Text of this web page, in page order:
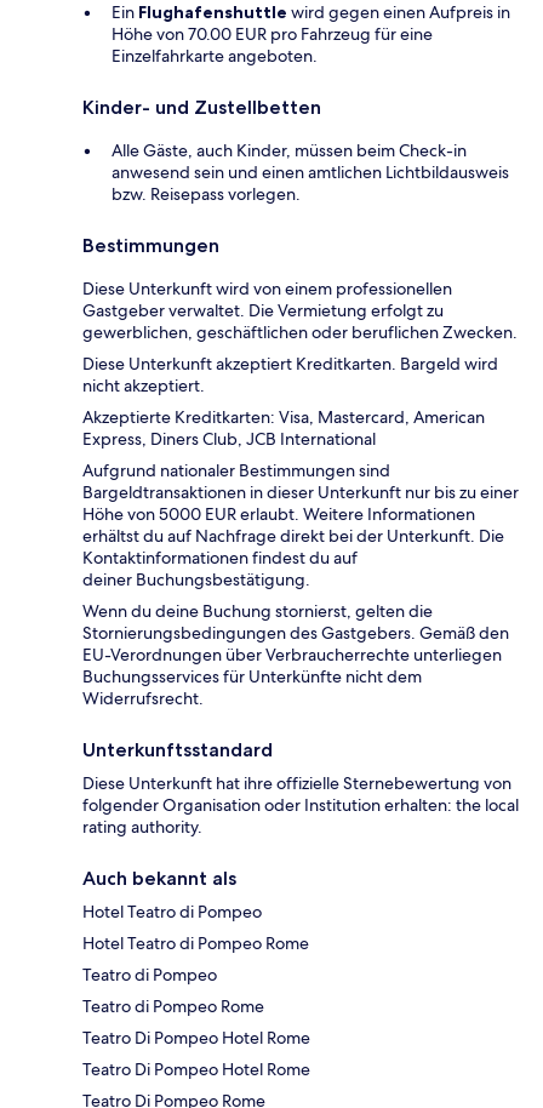
Ein Flughafenshuttle wird gegen einen Aufpreis in
Höhe von 70.00 EUR pro Fahrzeug für eine
Einzelfahrkarte angeboten.
Kinder- und Zustellbetten
Alle Gäste, auch Kinder, müssen beim Check-in
anwesend sein und einen amtlichen Lichtbildausweis
bzw. Reisepass vorlegen.
Bestimmungen
Diese Unterkunft wird von einem professionellen
Gastgeber verwaltet. Die Vermietung erfolgt zu
gewerblichen, geschäftlichen oder beruflichen Zwecken.
Diese Unterkunft akzeptiert Kreditkarten. Bargeld wird
nicht akzeptiert.
Akzeptierte Kreditkarten: Visa, Mastercard, American
Express, Diners Club, JCB International
Aufgrund nationaler Bestimmungen sind
Bargeldtransaktionen in dieser Unterkunft nur bis zu einer
Höhe von 5000 EUR erlaubt. Weitere Informationen
erhältst du auf Nachfrage direkt bei der Unterkunft. Die
Kontaktinformationen findest du auf
deiner Buchungsbestätigung.
Wenn du deine Buchung stornierst, gelten die
Stornierungsbedingungen des Gastgebers. Gemäß den
EU-Verordnungen über Verbraucherrechte unterliegen
Buchungsservices für Unterkünfte nicht dem
Widerrufsrecht.
Unterkunftsstandard
Diese Unterkunft hat ihre offizielle Sternebewertung von
folgender Organisation oder Institution erhalten: the local
rating authority.
Auch bekannt als
Hotel Teatro di Pompeo
Hotel Teatro di Pompeo Rome
Teatro di Pompeo
Teatro di Pompeo Rome
Teatro Di Pompeo Hotel Rome
Teatro Di Pompeo Hotel Rome
Teatro Di Pompeo Rome